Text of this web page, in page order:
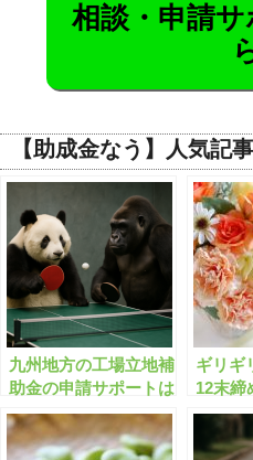
相談・申請
【助成金なう】人気記
九州地方の工場立地補
助金の申請サポートは
こちら！
ギリギ
12末締
金・補
件」